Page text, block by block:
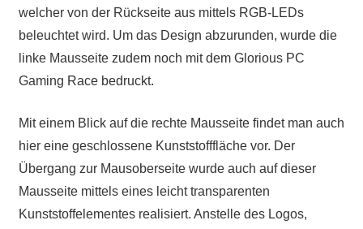
welcher von der Rückseite aus mittels RGB-LEDs
beleuchtet wird. Um das Design abzurunden, wurde die
linke Mausseite zudem noch mit dem Glorious PC
Gaming Race bedruckt.
Mit einem Blick auf die rechte Mausseite findet man auch
hier eine geschlossene Kunststofffläche vor. Der
Übergang zur Mausoberseite wurde auch auf dieser
Mausseite mittels eines leicht transparenten
Kunststoffelementes realisiert. Anstelle des Logos,